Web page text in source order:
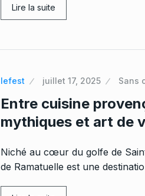
Lire la suite
lefest juillet 17, 2025 Sans
Entre cuisine
mythiques et art de
Niché au cœur du golfe de
de Ramatuelle est une